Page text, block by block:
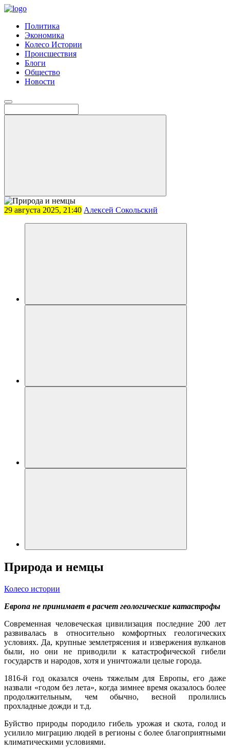
Политика
Экономика
Колесо Истории
Происшествия
Блоги
Общество
Новости
29 августа 2025, 21:40 Алексей Сокольский
Природа и немцы
Колесо истории
Европа не принимает в расчет геологические катастрофы
Современная человеческая цивилизация последние 200 лет
развивалась в относительно комфортных геологических
условиях. Да, крупные землетрясения и извержения вулканов
были, но они не приводили к катастрофической гибели
государств и народов, хотя и уничтожали целые города.
1816-й год оказался очень тяжелым для Европы, его даже
назвали «годом без лета», когда зимнее время оказалось более
продолжительным, чем обычно, весной пролились
прохладные дожди и т.д.
Буйство природы породило гибель урожая и скота, голод и
усилило миграцию людей в регионы с более благоприятными
климатическими условиями.